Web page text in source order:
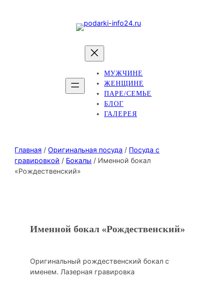
МУЖЧИНЕ
ЖЕНЩИНЕ
ПАРЕ/СЕМЬЕ
БЛОГ
ГАЛЕРЕЯ
Главная /Оригинальная посуда / Посуда с
гравировкой / Бокалы / Именной бокал
«Рождественский»
Именной бокал «Рождественский»
Оригинальный рождественский бокал с
именем. Лазерная гравировка